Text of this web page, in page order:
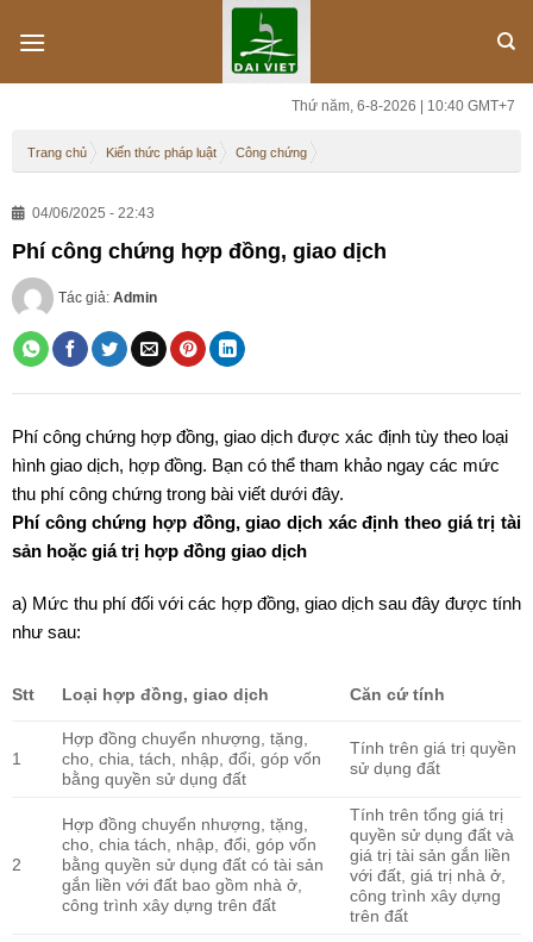
Thứ năm, 6-8-2026 | 10:40 GMT+7
Trang chủ Kiến thức pháp luật Công chứng
04/06/2025 - 22:43
Phí công chứng hợp đồng, giao dịch
Tác giả: Admin
Phí công chứng hợp đồng, giao dịch được xác định tùy theo loại
hình giao dịch, hợp đồng. Bạn có thể tham khảo ngay các mức
thu phí công chứng trong bài viết dưới đây.
Phí công chứng hợp đồng, giao dịch xác định theo giá trị tài
sản hoặc giá trị hợp đồng giao dịch
a) Mức thu phí đối với các hợp đồng, giao dịch sau đây được tính
như sau:
Stt Loại hợp đồng, giao dịch Căn cứ tính
1
Hợp đồng chuyển nhượng, tặng,
cho, chia, tách, nhập, đổi, góp vốn
bằng quyền sử dụng đất
Tính trên giá trị quyền
sử dụng đất
2
Hợp đồng chuyển nhượng, tặng,
cho, chia tách, nhập, đổi, góp vốn
bằng quyền sử dụng đất có tài sản
gắn liền với đất bao gồm nhà ở,
công trình xây dựng trên đất
Tính trên tổng giá trị
quyền sử dụng đất và
giá trị tài sản gắn liền
với đất, giá trị nhà ở,
công trình xây dựng
trên đất